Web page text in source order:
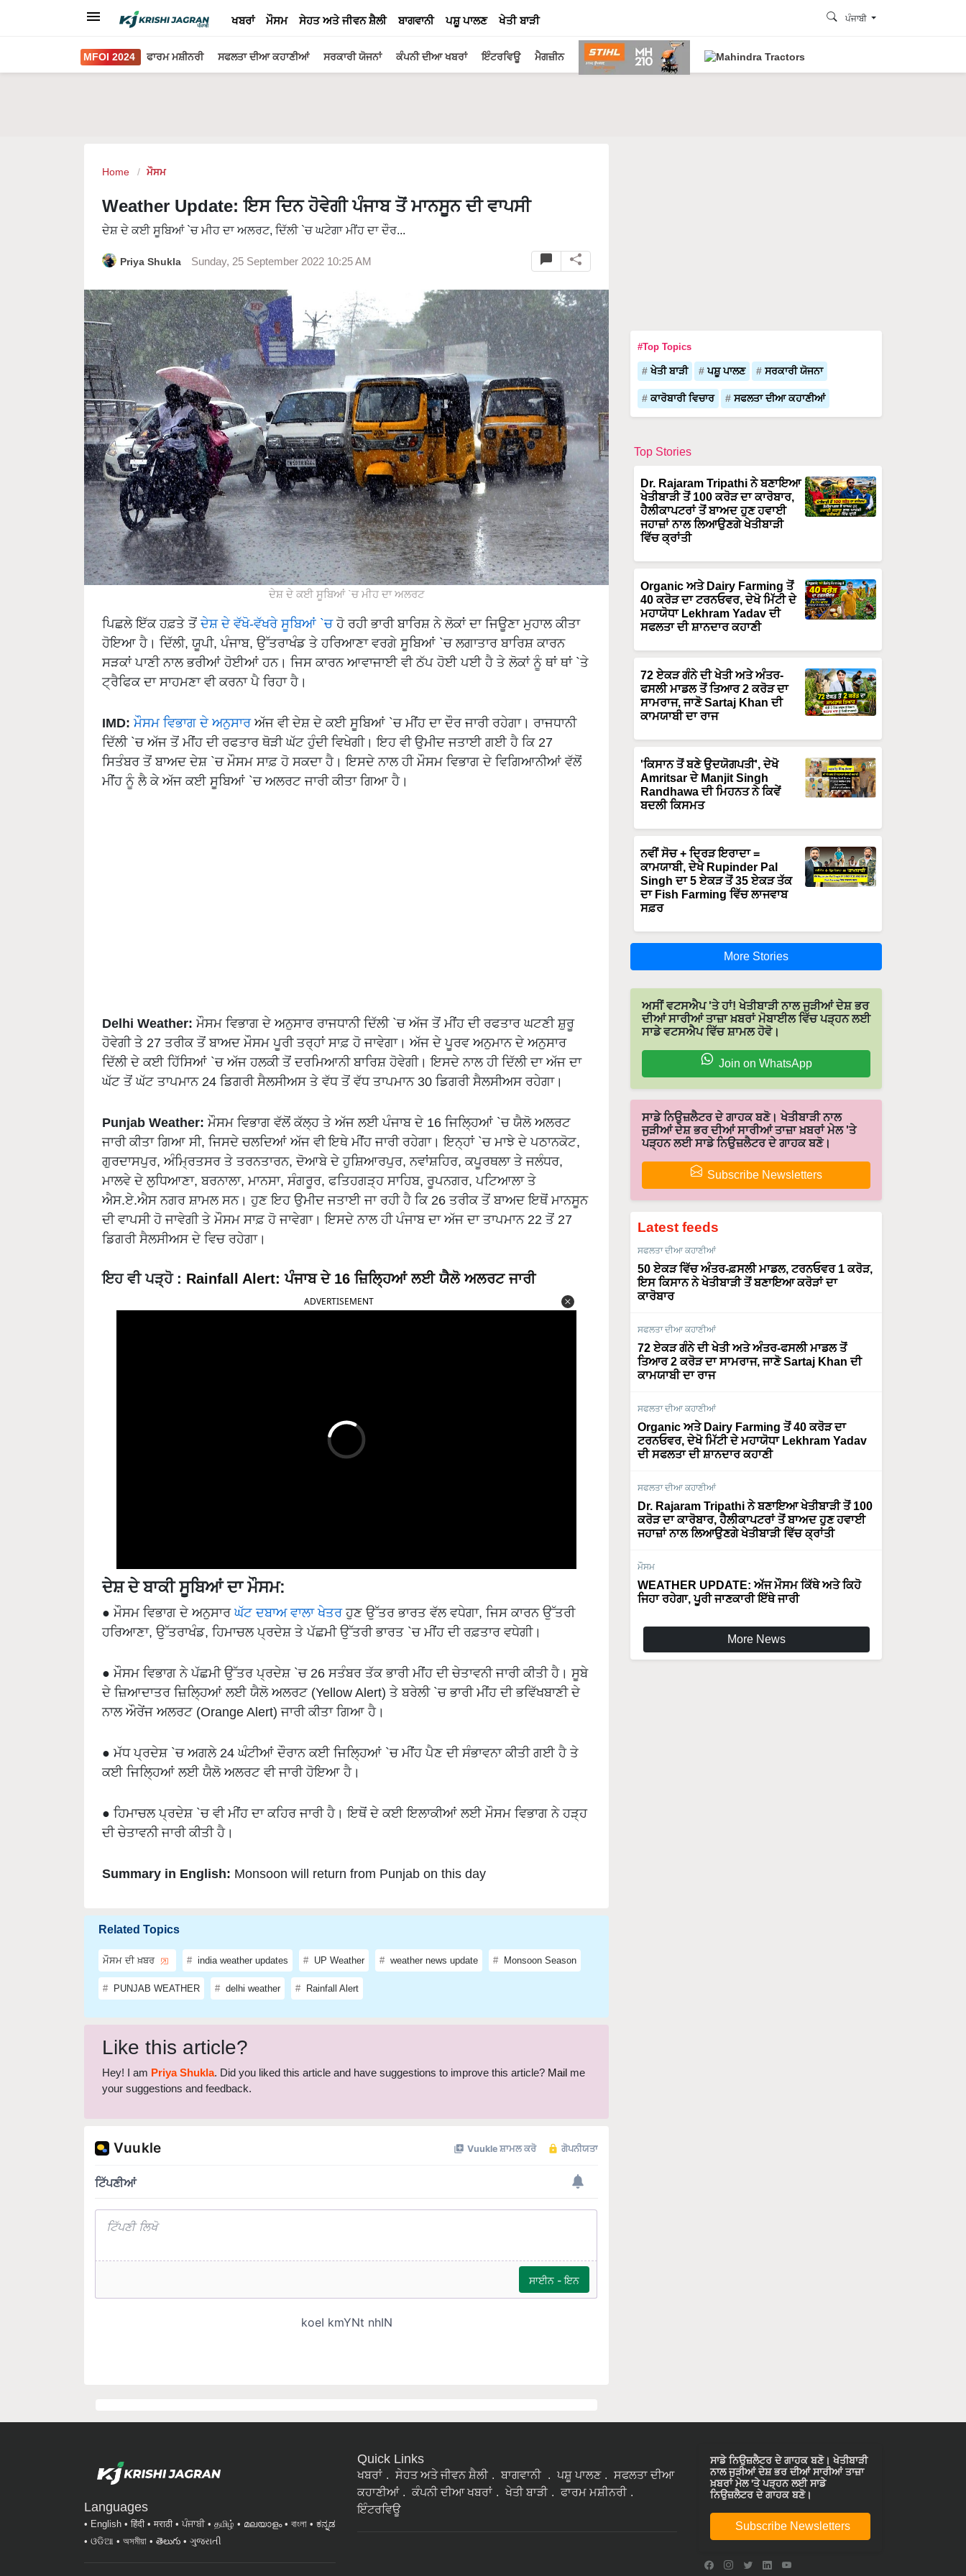
ਖਬਰਾਂ ਮੌਸਮ ਸੇਹਤ ਅਤੇ ਜੀਵਨ ਸ਼ੈਲੀ ਬਾਗਵਾਨੀ ਪਸ਼ੂ ਪਾਲਣ ਖੇਤੀ ਬਾੜੀ ਪੰਜਾਬੀ
MFOI 2024 ਫਾਰਮ ਮਸ਼ੀਨਰੀ ਸਫਲਤਾ ਦੀਆ ਕਹਾਣੀਆਂ ਸਰਕਾਰੀ ਯੋਜਨਾਂ ਕੰਪਨੀ ਦੀਆ ਖਬਰਾਂ ਇੰਟਰਵਿਊ ਮੈਗਜ਼ੀਨ
Home ਮੌਸਮ
Weather Update: ਇਸ ਦਿਨ ਹੋਵੇਗੀ ਪੰਜਾਬ ਤੋਂ ਮਾਨਸੂਨ ਦੀ ਵਾਪਸੀ
ਦੇਸ਼ ਦੇ ਕਈ ਸੂਬਿਆਂ `ਚ ਮੀਹ ਦਾ ਅਲਰਟ, ਦਿੱਲੀ `ਚ ਘਟੇਗਾ ਮੀਂਹ ਦਾ ਦੌਰ...
Priya Shukla Sunday, 25 September 2022 10:25 AM
ਦੇਸ਼ ਦੇ ਕਈ ਸੂਬਿਆਂ `ਚ ਮੀਹ ਦਾ ਅਲਰਟ
ਪਿਛਲੇ ਇੱਕ ਹਫ਼ਤੇ ਤੋਂ ਦੇਸ਼ ਦੇ ਵੱਖੋ-ਵੱਖਰੇ ਸੂਬਿਆਂ `ਚਹੋ ਰਹੀ ਭਾਰੀ ਬਾਰਿਸ਼ ਨੇ ਲੋਕਾਂ ਦਾ ਜਿਊਣਾ ਮੁਹਾਲ ਕੀਤਾ
ਹੋਇਆ ਹੈ। ਦਿੱਲੀ, ਯੂਪੀ, ਪੰਜਾਬ, ਉੱਤਰਾਖੰਡ ਤੇ ਹਰਿਆਣਾ ਵਰਗੇ ਸੂਬਿਆਂ `ਚ ਲਗਾਤਾਰ ਬਾਰਿਸ਼ ਕਾਰਨ
ਸੜਕਾਂ ਪਾਣੀ ਨਾਲ ਭਰੀਆਂ ਹੋਈਆਂ ਹਨ। ਜਿਸ ਕਾਰਨ ਆਵਾਜਾਈ ਵੀ ਠੱਪ ਹੋਈ ਪਈ ਹੈ ਤੇ ਲੋਕਾਂ ਨੂੰ ਥਾਂ ਥਾਂ `ਤੇ
ਟ੍ਰੈਫਿਕ ਦਾ ਸਾਹਮਣਾ ਵੀ ਕਰਨਾ ਪੈ ਰਿਹਾ ਹੈ।
IMD: ਮੌਸਮ ਵਿਭਾਗ ਦੇ ਅਨੁਸਾਰਅੱਜ ਵੀ ਦੇਸ਼ ਦੇ ਕਈ ਸੂਬਿਆਂ `ਚ ਮੀਂਹ ਦਾ ਦੌਰ ਜਾਰੀ ਰਹੇਗਾ। ਰਾਜਧਾਨੀ
ਦਿੱਲੀ `ਚ ਅੱਜ ਤੋਂ ਮੀਂਹ ਦੀ ਰਫਤਾਰ ਥੋੜੀ ਘੱਟ ਹੁੰਦੀ ਵਿਖੇਗੀ। ਇਹ ਵੀ ਉਮੀਦ ਜਤਾਈ ਗਈ ਹੈ ਕਿ 27
ਸਿਤੰਬਰ ਤੋਂ ਬਾਅਦ ਦੇਸ਼ `ਚ ਮੌਸਮ ਸਾਫ਼ ਹੋ ਸਕਦਾ ਹੈ। ਇਸਦੇ ਨਾਲ ਹੀ ਮੌਸਮ ਵਿਭਾਗ ਦੇ ਵਿਗਿਆਨੀਆਂ ਵੱਲੋਂ
ਮੀਂਹ ਨੂੰ ਲੈ ਕੇ ਅੱਜ ਕਈ ਸੂਬਿਆਂ `ਚ ਅਲਰਟ ਜਾਰੀ ਕੀਤਾ ਗਿਆ ਹੈ।
Delhi Weather: ਮੌਸਮ ਵਿਭਾਗ ਦੇ ਅਨੁਸਾਰ ਰਾਜਧਾਨੀ ਦਿੱਲੀ `ਚ ਅੱਜ ਤੋਂ ਮੀਂਹ ਦੀ ਰਫਤਾਰ ਘਟਣੀ ਸ਼ੁਰੂ
ਹੋਵੇਗੀ ਤੇ 27 ਤਰੀਕ ਤੋਂ ਬਾਅਦ ਮੌਸਮ ਪੂਰੀ ਤਰ੍ਹਾਂ ਸਾਫ਼ ਹੋ ਜਾਵੇਗਾ। ਅੱਜ ਦੇ ਪੂਰਵ ਅਨੁਮਾਨ ਦੇ ਅਨੁਸਾਰ
ਦਿੱਲੀ ਦੇ ਕਈ ਹਿੱਸਿਆਂ `ਚ ਅੱਜ ਹਲਕੀ ਤੋਂ ਦਰਮਿਆਨੀ ਬਾਰਿਸ਼ ਹੋਵੇਗੀ। ਇਸਦੇ ਨਾਲ ਹੀ ਦਿੱਲੀ ਦਾ ਅੱਜ ਦਾ
ਘੱਟ ਤੋਂ ਘੱਟ ਤਾਪਮਾਨ 24 ਡਿਗਰੀ ਸੈਲਸੀਅਸ ਤੇ ਵੱਧ ਤੋਂ ਵੱਧ ਤਾਪਮਾਨ 30 ਡਿਗਰੀ ਸੈਲਸੀਅਸ ਰਹੇਗਾ।
Punjab Weather: ਮੌਸਮ ਵਿਭਾਗ ਵੱਲੋਂ ਕੱਲ੍ਹ ਤੇ ਅੱਜ ਲਈ ਪੰਜਾਬ ਦੇ 16 ਜਿਲ੍ਹਿਆਂ `ਚ ਯੈਲੋ ਅਲਰਟ
ਜਾਰੀ ਕੀਤਾ ਗਿਆ ਸੀ, ਜਿਸਦੇ ਚਲਦਿਆਂ ਅੱਜ ਵੀ ਇਥੇ ਮੀਂਹ ਜਾਰੀ ਰਹੇਗਾ। ਇਨ੍ਹਾਂ `ਚ ਮਾਝੇ ਦੇ ਪਠਾਨਕੋਟ,
ਗੁਰਦਾਸਪੁਰ, ਅੰਮ੍ਰਿਤਸਰ ਤੇ ਤਰਨਤਾਰਨ, ਦੋਆਬੇ ਦੇ ਹੁਸ਼ਿਆਰਪੁਰ, ਨਵਾਂਸ਼ਹਿਰ, ਕਪੂਰਥਲਾ ਤੇ ਜਲੰਧਰ,
ਮਾਲਵੇ ਦੇ ਲੁਧਿਆਣਾ, ਬਰਨਾਲਾ, ਮਾਨਸਾ, ਸੰਗਰੂਰ, ਫਤਿਹਗੜ੍ਹ ਸਾਹਿਬ, ਰੂਪਨਗਰ, ਪਟਿਆਲਾ ਤੇ
ਐਸ.ਏ.ਐਸ ਨਗਰ ਸ਼ਾਮਲ ਸਨ। ਹੁਣ ਇਹ ਉਮੀਦ ਜਤਾਈ ਜਾ ਰਹੀ ਹੈ ਕਿ 26 ਤਰੀਕ ਤੋਂ ਬਾਅਦ ਇਥੋਂ ਮਾਨਸੂਨ
ਦੀ ਵਾਪਸੀ ਹੋ ਜਾਵੇਗੀ ਤੇ ਮੌਸਮ ਸਾਫ਼ ਹੋ ਜਾਵੇਗਾ। ਇਸਦੇ ਨਾਲ ਹੀ ਪੰਜਾਬ ਦਾ ਅੱਜ ਦਾ ਤਾਪਮਾਨ 22 ਤੋਂ 27
ਡਿਗਰੀ ਸੈਲਸੀਅਸ ਦੇ ਵਿਚ ਰਹੇਗਾ।
ਇਹ ਵੀ ਪੜ੍ਹੋ : Rainfall Alert: ਪੰਜਾਬ ਦੇ 16 ਜ਼ਿਲ੍ਹਿਆਂ ਲਈ ਯੈਲੋ ਅਲਰਟ ਜਾਰੀ
ADVERTISEMENT
ਦੇਸ਼ ਦੇ ਬਾਕੀ ਸੂਬਿਆਂ ਦਾ ਮੌਸਮ:
● ਮੌਸਮ ਵਿਭਾਗ ਦੇ ਅਨੁਸਾਰਘੱਟ ਦਬਾਅ ਵਾਲਾ ਖੇਤਰਹੁਣ ਉੱਤਰ ਭਾਰਤ ਵੱਲ ਵਧੇਗਾ, ਜਿਸ ਕਾਰਨ ਉੱਤਰੀ
ਹਰਿਆਣਾ, ਉੱਤਰਾਖੰਡ, ਹਿਮਾਚਲ ਪ੍ਰਦੇਸ਼ ਤੇ ਪੱਛਮੀ ਉੱਤਰੀ ਭਾਰਤ `ਚ ਮੀਂਹ ਦੀ ਰਫ਼ਤਾਰ ਵਧੇਗੀ।
● ਮੌਸਮ ਵਿਭਾਗ ਨੇ ਪੱਛਮੀ ਉੱਤਰ ਪ੍ਰਦੇਸ਼ `ਚ 26 ਸਤੰਬਰ ਤੱਕ ਭਾਰੀ ਮੀਂਹ ਦੀ ਚੇਤਾਵਨੀ ਜਾਰੀ ਕੀਤੀ ਹੈ। ਸੂਬੇ
ਦੇ ਜ਼ਿਆਦਾਤਰ ਜ਼ਿਲ੍ਹਿਆਂ ਲਈ ਯੈਲੋ ਅਲਰਟ (Yellow Alert) ਤੇ ਬਰੇਲੀ `ਚ ਭਾਰੀ ਮੀਂਹ ਦੀ ਭਵਿੱਖਬਾਣੀ ਦੇ
ਨਾਲ ਔਰੇਂਜ ਅਲਰਟ (Orange Alert) ਜਾਰੀ ਕੀਤਾ ਗਿਆ ਹੈ।
● ਮੱਧ ਪ੍ਰਦੇਸ਼ `ਚ ਅਗਲੇ 24 ਘੰਟੀਆਂ ਦੌਰਾਨ ਕਈ ਜਿਲ੍ਹਿਆਂ `ਚ ਮੀਂਹ ਪੈਣ ਦੀ ਸੰਭਾਵਨਾ ਕੀਤੀ ਗਈ ਹੈ ਤੇ
ਕਈ ਜਿਲ੍ਹਿਆਂ ਲਈ ਯੈਲੋ ਅਲਰਟ ਵੀ ਜਾਰੀ ਹੋਇਆ ਹੈ।
● ਹਿਮਾਚਲ ਪ੍ਰਦੇਸ਼ `ਚ ਵੀ ਮੀਂਹ ਦਾ ਕਹਿਰ ਜਾਰੀ ਹੈ। ਇਥੋਂ ਦੇ ਕਈ ਇਲਾਕੀਆਂ ਲਈ ਮੌਸਮ ਵਿਭਾਗ ਨੇ ਹੜ੍ਹ
ਦੀ ਚੇਤਾਵਨੀ ਜਾਰੀ ਕੀਤੀ ਹੈ।
Summary in English: Monsoon will return from Punjab on this day
Related Topics
ਮੌਸਮ ਦੀ ਖ਼ਬਰ india weather updates UP Weather weather news update Monsoon Season
PUNJAB WEATHER delhi weather Rainfall Alert
Like this article?
Hey! I am Priya Shukla. Did you liked this article and have suggestions to improve this article? Mail me
your suggestions and feedback.
#Top Topics
ਖੇਤੀ ਬਾੜੀ ਪਸ਼ੂ ਪਾਲਣ ਸਰਕਾਰੀ ਯੋਜਨਾ
ਕਾਰੋਬਾਰੀ ਵਿਚਾਰ ਸਫਲਤਾ ਦੀਆ ਕਹਾਣੀਆਂ
Top Stories
Dr. Rajaram Tripathi ਨੇ ਬਣਾਇਆ
ਖੇਤੀਬਾੜੀ ਤੋਂ 100 ਕਰੋੜ ਦਾ ਕਾਰੋਬਾਰ,
ਹੈਲੀਕਾਪਟਰਾਂ ਤੋਂ ਬਾਅਦ ਹੁਣ ਹਵਾਈ
ਜਹਾਜ਼ਾਂ ਨਾਲ ਲਿਆਉਣਗੇ ਖੇਤੀਬਾੜੀ
ਵਿੱਚ ਕ੍ਰਾਂਤੀ
Organic ਅਤੇ Dairy Farming ਤੋਂ
40 ਕਰੋੜ ਦਾ ਟਰਨਓਵਰ, ਦੇਖੋ ਮਿੱਟੀ ਦੇ
ਮਹਾਯੋਧਾ Lekhram Yadav ਦੀ
ਸਫਲਤਾ ਦੀ ਸ਼ਾਨਦਾਰ ਕਹਾਣੀ
72 ਏਕੜ ਗੰਨੇ ਦੀ ਖੇਤੀ ਅਤੇ ਅੰਤਰ-
ਫਸਲੀ ਮਾਡਲ ਤੋਂ ਤਿਆਰ 2 ਕਰੋੜ ਦਾ
ਸਾਮਰਾਜ, ਜਾਣੋ Sartaj Khan ਦੀ
ਕਾਮਯਾਬੀ ਦਾ ਰਾਜ
'ਕਿਸਾਨ ਤੋਂ ਬਣੇ ਉਦਯੋਗਪਤੀ', ਦੇਖੋ
Amritsar ਦੇ Manjit Singh
Randhawa ਦੀ ਮਿਹਨਤ ਨੇ ਕਿਵੇਂ
ਬਦਲੀ ਕਿਸਮਤ
ਨਵੀਂ ਸੋਚ + ਦ੍ਰਿੜ ਇਰਾਦਾ =
ਕਾਮਯਾਬੀ, ਦੇਖੋ Rupinder Pal
Singh ਦਾ 5 ਏਕੜ ਤੋਂ 35 ਏਕੜ ਤੱਕ
ਦਾ Fish Farming ਵਿੱਚ ਲਾਜਵਾਬ
ਸਫ਼ਰ
More Stories
ਅਸੀਂ ਵਟਸਐਪ 'ਤੇ ਹਾਂ! ਖੇਤੀਬਾੜੀ ਨਾਲ ਜੁੜੀਆਂ ਦੇਸ਼ ਭਰ
ਦੀਆਂ ਸਾਰੀਆਂ ਤਾਜ਼ਾ ਖ਼ਬਰਾਂ ਮੋਬਾਈਲ ਵਿੱਚ ਪੜ੍ਹਨ ਲਈ
ਸਾਡੇ ਵਟਸਐਪ ਵਿੱਚ ਸ਼ਾਮਲ ਹੋਵੋ।
Join on WhatsApp
ਸਾਡੇ ਨਿਉਜ਼ਲੈਟਰ ਦੇ ਗਾਹਕ ਬਣੋ। ਖੇਤੀਬਾੜੀ ਨਾਲ
ਜੁੜੀਆਂ ਦੇਸ਼ ਭਰ ਦੀਆਂ ਸਾਰੀਆਂ ਤਾਜ਼ਾ ਖ਼ਬਰਾਂ ਮੇਲ 'ਤੇ
ਪੜ੍ਹਨ ਲਈ ਸਾਡੇ ਨਿਉਜ਼ਲੈਟਰ ਦੇ ਗਾਹਕ ਬਣੋ।
Subscribe Newsletters
Latest feeds
ਸਫਲਤਾ ਦੀਆ ਕਹਾਣੀਆਂ
50 ਏਕੜ ਵਿੱਚ ਅੰਤਰ-ਫ਼ਸਲੀ ਮਾਡਲ, ਟਰਨਓਵਰ 1 ਕਰੋੜ,
ਇਸ ਕਿਸਾਨ ਨੇ ਖੇਤੀਬਾੜੀ ਤੋਂ ਬਣਾਇਆ ਕਰੋੜਾਂ ਦਾ
ਕਾਰੋਬਾਰ
ਸਫਲਤਾ ਦੀਆ ਕਹਾਣੀਆਂ
72 ਏਕੜ ਗੰਨੇ ਦੀ ਖੇਤੀ ਅਤੇ ਅੰਤਰ-ਫਸਲੀ ਮਾਡਲ ਤੋਂ
ਤਿਆਰ 2 ਕਰੋੜ ਦਾ ਸਾਮਰਾਜ, ਜਾਣੋ Sartaj Khan ਦੀ
ਕਾਮਯਾਬੀ ਦਾ ਰਾਜ
ਸਫਲਤਾ ਦੀਆ ਕਹਾਣੀਆਂ
Organic ਅਤੇ Dairy Farming ਤੋਂ 40 ਕਰੋੜ ਦਾ
ਟਰਨਓਵਰ, ਦੇਖੋ ਮਿੱਟੀ ਦੇ ਮਹਾਯੋਧਾ Lekhram Yadav
ਦੀ ਸਫਲਤਾ ਦੀ ਸ਼ਾਨਦਾਰ ਕਹਾਣੀ
ਸਫਲਤਾ ਦੀਆ ਕਹਾਣੀਆਂ
Dr. Rajaram Tripathi ਨੇ ਬਣਾਇਆ ਖੇਤੀਬਾੜੀ ਤੋਂ 100
ਕਰੋੜ ਦਾ ਕਾਰੋਬਾਰ, ਹੈਲੀਕਾਪਟਰਾਂ ਤੋਂ ਬਾਅਦ ਹੁਣ ਹਵਾਈ
ਜਹਾਜ਼ਾਂ ਨਾਲ ਲਿਆਉਣਗੇ ਖੇਤੀਬਾੜੀ ਵਿੱਚ ਕ੍ਰਾਂਤੀ
ਮੌਸਮ
WEATHER UPDATE: ਅੱਜ ਮੌਸਮ ਕਿੱਥੇ ਅਤੇ ਕਿਹੋ
ਜਿਹਾ ਰਹੇਗਾ, ਪੂਰੀ ਜਾਣਕਾਰੀ ਇੱਥੇ ਜਾਰੀ
More News
Languages
English हिंदी मराठी ਪੰਜਾਬੀ தமிழ் മലയാളം বাংলা
ಕನ್ನಡ
ଓଡିଆ
অসমীয়া తెలుగు ગુજરાતી
Quick Links
ਖਬਰਾਂ ਸੇਹਤ ਅਤੇ ਜੀਵਨ ਸ਼ੈਲੀ ਬਾਗਵਾਨੀ ਪਸ਼ੂ ਪਾਲਣ
ਸਫਲਤਾ ਦੀਆ
ਕਹਾਣੀਆਂ
ਕੰਪਨੀ ਦੀਆ ਖਬਰਾਂ ਖੇਤੀ ਬਾੜੀ
ਫਾਰਮ ਮਸ਼ੀਨਰੀ
ਇੰਟਰਵਿਊ
ਸਾਡੇ ਨਿਉਜ਼ਲੈਟਰ ਦੇ ਗਾਹਕ ਬਣੋ। ਖੇਤੀਬਾੜੀ
ਨਾਲ ਜੁੜੀਆਂ ਦੇਸ਼ ਭਰ ਦੀਆਂ ਸਾਰੀਆਂ ਤਾਜ਼ਾ
ਖ਼ਬਰਾਂ ਮੇਲ 'ਤੇ ਪੜ੍ਹਨ ਲਈ ਸਾਡੇ
ਨਿਉਜ਼ਲੈਟਰ ਦੇ ਗਾਹਕ ਬਣੋ।
Subscribe Newsletters